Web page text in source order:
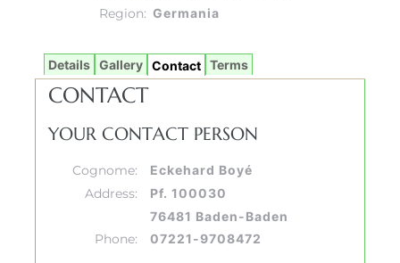
Region: Germania
Details Gallery Contact Terms
CONTACT
YOUR CONTACT PERSON
Cognome: Eckehard Boyé
Address:
Pf. 100030
76481 Baden-Baden
Phone: 07221-9708472